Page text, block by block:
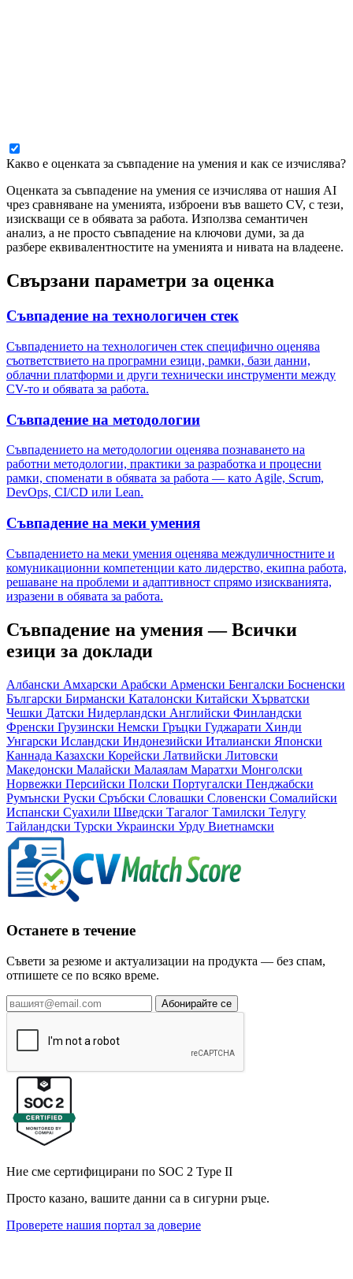
Какво е оценката за съвпадение на умения и как се изчислява?
Оценката за съвпадение на умения се изчислява от нашия AI
чрез сравняване на уменията, изброени във вашето CV, с тези,
изискващи се в обявата за работа. Използва семантичен
анализ, а не просто съвпадение на ключови думи, за да
разбере еквивалентностите на уменията и нивата на владеене.
Свързани параметри за оценка
Съвпадение на технологичен стек
Съвпадението на технологичен стек специфично оценява
съответствието на програмни езици, рамки, бази данни,
облачни платформи и други технически инструменти между
CV-то и обявата за работа.
Съвпадение на методологии
Съвпадението на методологии оценява познаването на
работни методологии, практики за разработка и процесни
рамки, споменати в обявата за работа — като Agile, Scrum,
DevOps, CI/CD или Lean.
Съвпадение на меки умения
Съвпадението на меки умения оценява междуличностните и
комуникационни компетенции като лидерство, екипна работа,
решаване на проблеми и адаптивност спрямо изискванията,
изразени в обявата за работа.
Съвпадение на умения — Всички
езици за доклади
Албански Амхарски Арабски Арменски Бенгалски Босненски
Български Бирмански Каталонски Китайски Хърватски
Чешки Датски Нидерландски Английски Финландски
Френски Грузински Немски Гръцки Гуджарати Хинди
Унгарски Исландски Индонезийски Италиански Японски
Каннада Казахски Корейски Латвийски Литовски
Македонски Малайски Малаялам Маратхи Монголски
Норвежки Персийски Полски Португалски Пенджабски
Румънски Руски Сръбски Словашки Словенски Сомалийски
Испански Суахили Шведски Тагалог Тамилски Телугу
Тайландски Турски Украински Урду Виетнамски
Останете в течение
Съвети за резюме и актуализации на продукта — без спам,
отпишете се по всяко време.
Абонирайте се
Ние сме сертифицирани по SOC 2 Type II
Просто казано, вашите данни са в сигурни ръце.
Проверете нашия портал за доверие